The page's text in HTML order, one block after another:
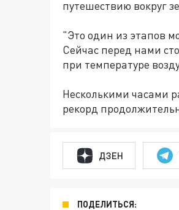
путешествию вокруг
"Это один из этапов
Сейчас перед нами
при температуре
Несколькими часами
рекорд
ДЗЕН
ПОДЕЛИТЬСЯ: